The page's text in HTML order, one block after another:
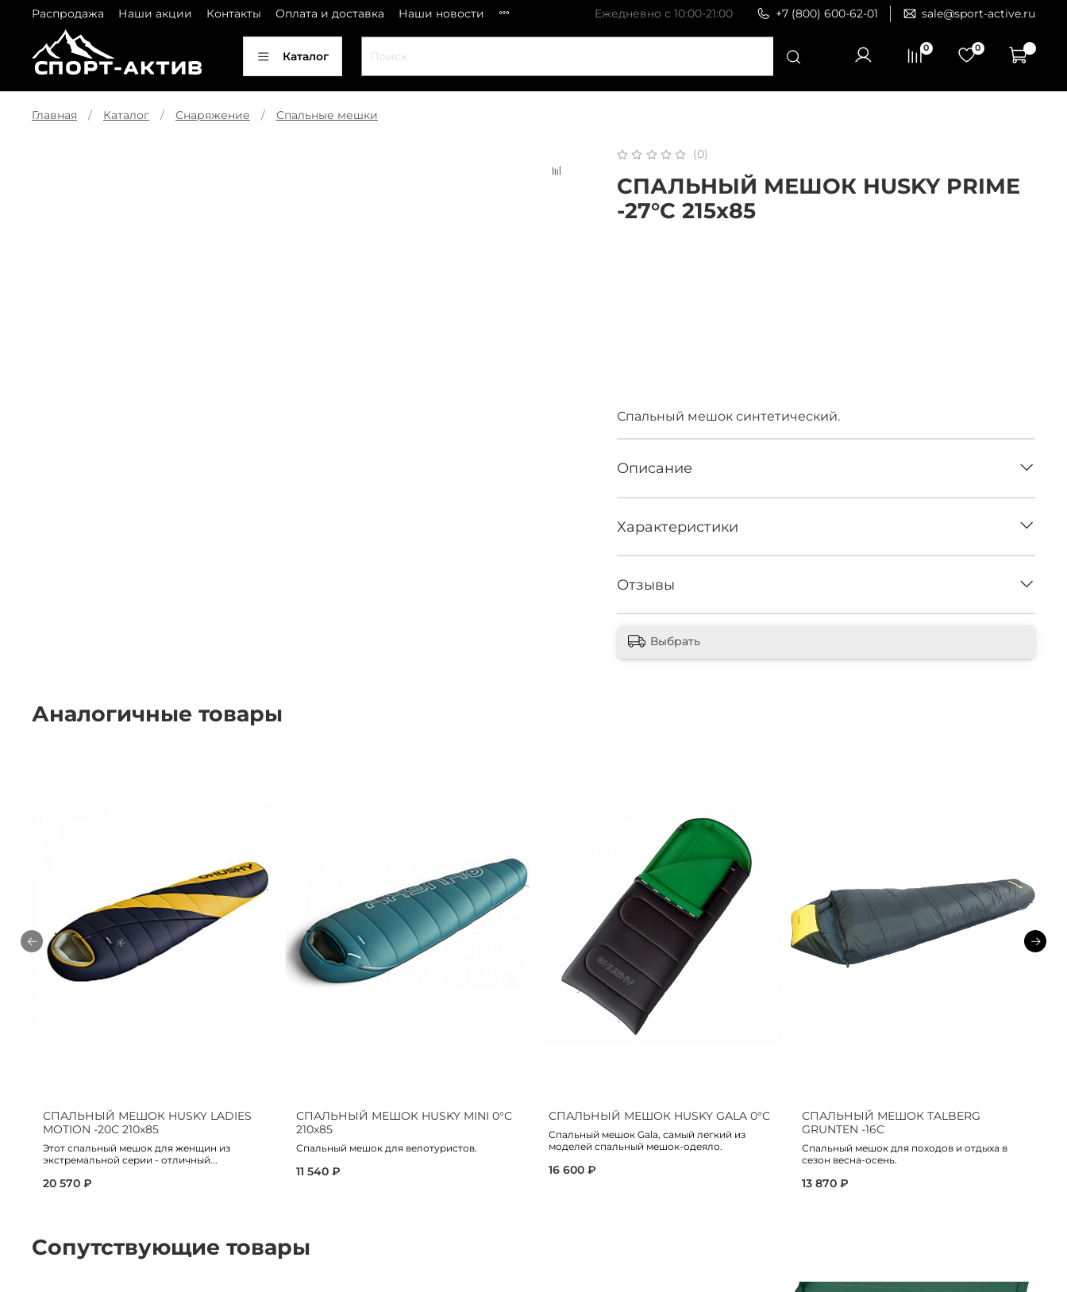
Распродажа Наши акции Контакты Оплата и доставка Наши новости Ежедневно с 10:00-21:00 +7 (800) 600-62-01 sale@sport-active.ru
Каталог
0 0
Главная Каталог Снаряжение Спальные мешки
(0)
СПАЛЬНЫЙ МЕШОК HUSKY PRIME
-27°С 215х85
Спальный мешок синтетический.
Описание
Характеристики
Отзывы
Выбрать
Аналогичные товары
СПАЛЬНЫЙ МЕШОК HUSKY LADIES
MOTION -20С 210х85
Этот спальный мешок для женщин из
экстремальной серии - отличный...
20 570 ₽
СПАЛЬНЫЙ МЕШОК HUSKY MINI 0°С
210х85
Спальный мешок для велотуристов.
11 540 ₽
СПАЛЬНЫЙ МЕШОК HUSKY GALA 0°С
Спальный мешок Gala, самый легкий из
моделей спальный мешок-одеяло.
16 600 ₽
СПАЛЬНЫЙ МЕШОК TALBERG
GRUNTEN -16C
Спальный мешок для походов и отдыха в
сезон весна-осень.
13 870 ₽
Сопутствующие товары